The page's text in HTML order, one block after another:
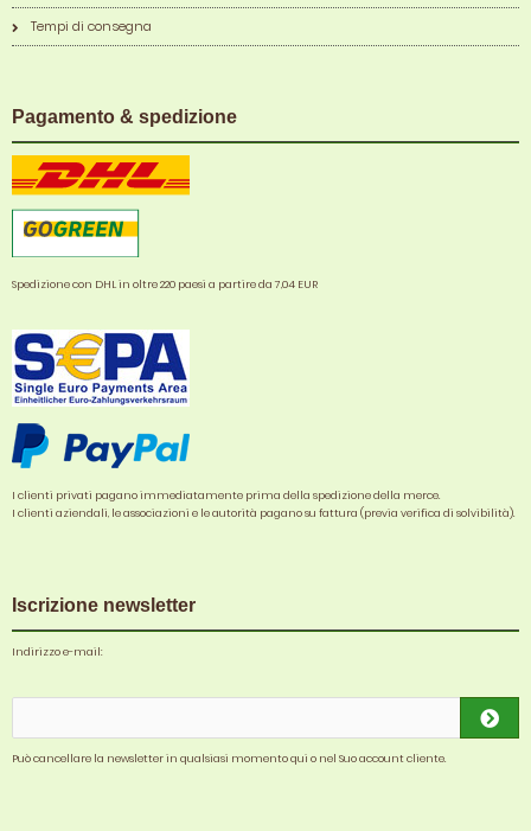
Tempi di consegna
Pagamento & spedizione
Spedizione con DHL in oltre 220 paesi a partire da 7,04 EUR
I clienti privati pagano immediatamente prima della spedizione della merce.
I clienti aziendali, le associazioni e le autorità pagano su fattura (previa verifica di solvibilità).
Iscrizione newsletter
Indirizzo e-mail:
Può cancellare la newsletter in qualsiasi momento qui o nel Suo account cliente.